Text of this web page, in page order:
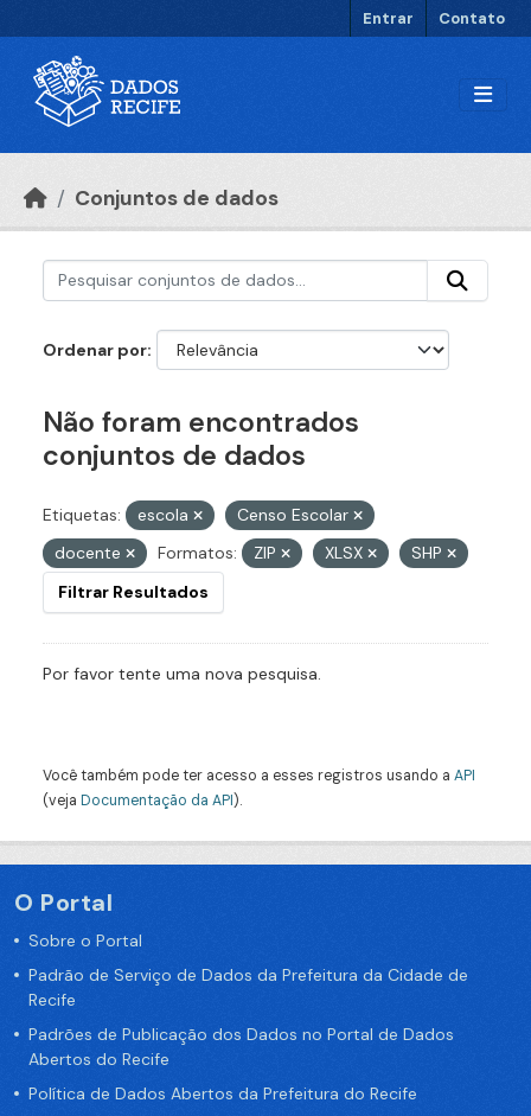
Entrar Contato
Conjuntos de dados
Ordenar por
Não foram encontrados
conjuntos de dados
Etiquetas: escola
Censo Escolar
docente
Formatos: ZIP XLSX
SHP
Filtrar Resultados
Por favor tente uma nova pesquisa.
Você também pode ter acesso a esses registros usando a API
(veja Documentação da API).
O Portal
Sobre o Portal
Padrão de Serviço de Dados da Prefeitura da Cidade de
Recife
Padrões de Publicação dos Dados no Portal de Dados
Abertos do Recife
Política de Dados Abertos da Prefeitura do Recife